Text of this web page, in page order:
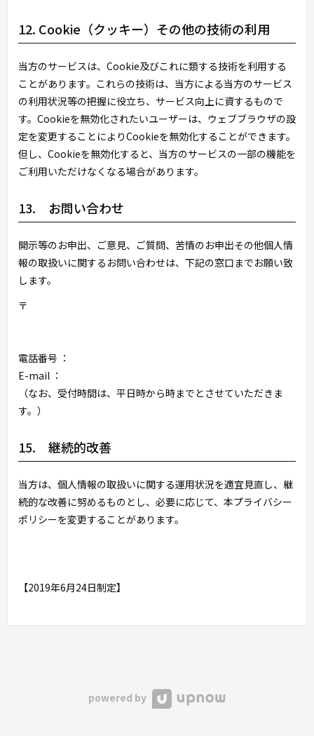
12. Cookie（クッキー）その他の技術の利用
当方のサービスは、Cookie及びこれに類する技術を利用する
ことがあります。これらの技術は、当方による当方のサービス
の利用状況等の把握に役立ち、サービス向上に資するもので
す。Cookieを無効化されたいユーザーは、ウェブブラウザの設
定を変更することによりCookieを無効化することができます。
但し、Cookieを無効化すると、当方のサービスの一部の機能を
ご利用いただけなくなる場合があります。
13. お問い合わせ
開示等のお申出、ご意見、ご質問、苦情のお申出その他個人情
報の取扱いに関するお問い合わせは、下記の窓口までお願い致
します。
〒
電話番号 ：
E-mail ：
（なお、受付時間は、平日時から時までとさせていただきま
す。）
15. 継続的改善
当方は、個人情報の取扱いに関する運用状況を適宜見直し、継
続的な改善に努めるものとし、必要に応じて、本プライバシー
ポリシーを変更することがあります。
【2019年6月24日制定】
powered by